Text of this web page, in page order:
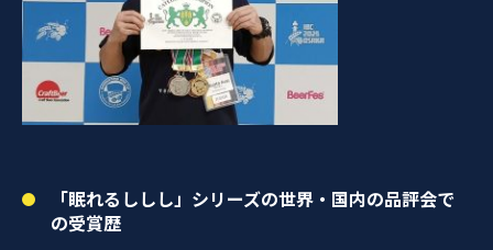
「眠れるししし」シリーズの世界・国内の品評会で
の受賞歴